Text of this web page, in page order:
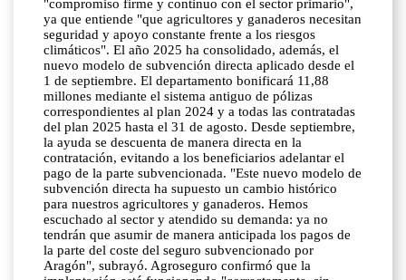
"compromiso firme y continuo con el sector primario",
ya que entiende "que agricultores y ganaderos necesitan
seguridad y apoyo constante frente a los riesgos
climáticos". El año 2025 ha consolidado, además, el
nuevo modelo de subvención directa aplicado desde el
1 de septiembre. El departamento bonificará 11,88
millones mediante el sistema antiguo de pólizas
correspondientes al plan 2024 y a todas las contratadas
del plan 2025 hasta el 31 de agosto. Desde septiembre,
la ayuda se descuenta de manera directa en la
contratación, evitando a los beneficiarios adelantar el
pago de la parte subvencionada. "Este nuevo modelo de
subvención directa ha supuesto un cambio histórico
para nuestros agricultores y ganaderos. Hemos
escuchado al sector y atendido su demanda: ya no
tendrán que asumir de manera anticipada los pagos de
la parte del coste del seguro subvencionado por
Aragón", subrayó. Agroseguro confirmó que la